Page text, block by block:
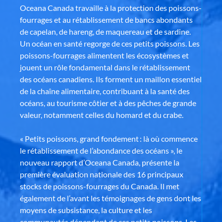
Oceana Canada travaille à la protection des poissons-
fourrages et au rétablissement de bancs abondants
de capelan, de hareng, de maquereau et de sardine.
Un océan en santé regorge de ces petits poissons. Les
poissons-fourrages alimentent les écosystèmes et
jouent un rôle fondamental dans le rétablissement
des océans canadiens. Ils forment un maillon essentiel
de la chaîne alimentaire, contribuant à la santé des
océans, au tourisme côtier et à des pêches de grande
valeur, notamment celles du homard et du crabe.
« Petits poissons, grand fondement : là où commence
le rétablissement de l’abondance des océans », le
nouveau rapport d’Oceana Canada, présente la
première évaluation nationale des 16 principaux
stocks de poissons-fourrages du Canada. Il met
également de l’avant les témoignages de gens dont les
moyens de subsistance, la culture et les